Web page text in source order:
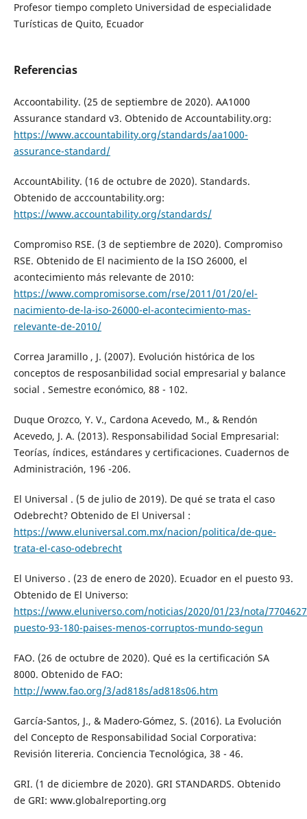
Profesor tiempo completo Universidad de especialidade
Turísticas de Quito, Ecuador
Referencias
Accoontability. (25 de septiembre de 2020). AA1000
Assurance standard v3. Obtenido de Accountability.org:
https://www.accountability.org/standards/aa1000-
assurance-standard/
AccountAbility. (16 de octubre de 2020). Standards.
Obtenido de acccountability.org:
https://www.accountability.org/standards/
Compromiso RSE. (3 de septiembre de 2020). Compromiso
RSE. Obtenido de El nacimiento de la ISO 26000, el
acontecimiento más relevante de 2010:
https://www.compromisorse.com/rse/2011/01/20/el-
nacimiento-de-la-iso-26000-el-acontecimiento-mas-
relevante-de-2010/
Correa Jaramillo , J. (2007). Evolución histórica de los
conceptos de resposanbilidad social empresarial y balance
social . Semestre económico, 88 - 102.
Duque Orozco, Y. V., Cardona Acevedo, M., & Rendón
Acevedo, J. A. (2013). Responsabilidad Social Empresarial:
Teorías, índices, estándares y certificaciones. Cuadernos de
Administración, 196 -206.
El Universal . (5 de julio de 2019). De qué se trata el caso
Odebrecht? Obtenido de El Universal :
https://www.eluniversal.com.mx/nacion/politica/de-que-
trata-el-caso-odebrecht
El Universo . (23 de enero de 2020). Ecuador en el puesto 93.
Obtenido de El Universo:
https://www.eluniverso.com/noticias/2020/01/23/nota/
puesto-93-180-paises-menos-corruptos-mundo-segun
FAO. (26 de octubre de 2020). Qué es la certificación SA
8000. Obtenido de FAO:
http://www.fao.org/3/ad818s/ad818s06.htm
García-Santos, J., & Madero-Gómez, S. (2016). La Evolución
del Concepto de Responsabilidad Social Corporativa:
Revisión litereria. Conciencia Tecnológica, 38 - 46.
GRI. (1 de diciembre de 2020). GRI STANDARDS. Obtenido
de GRI: www.globalreporting.org